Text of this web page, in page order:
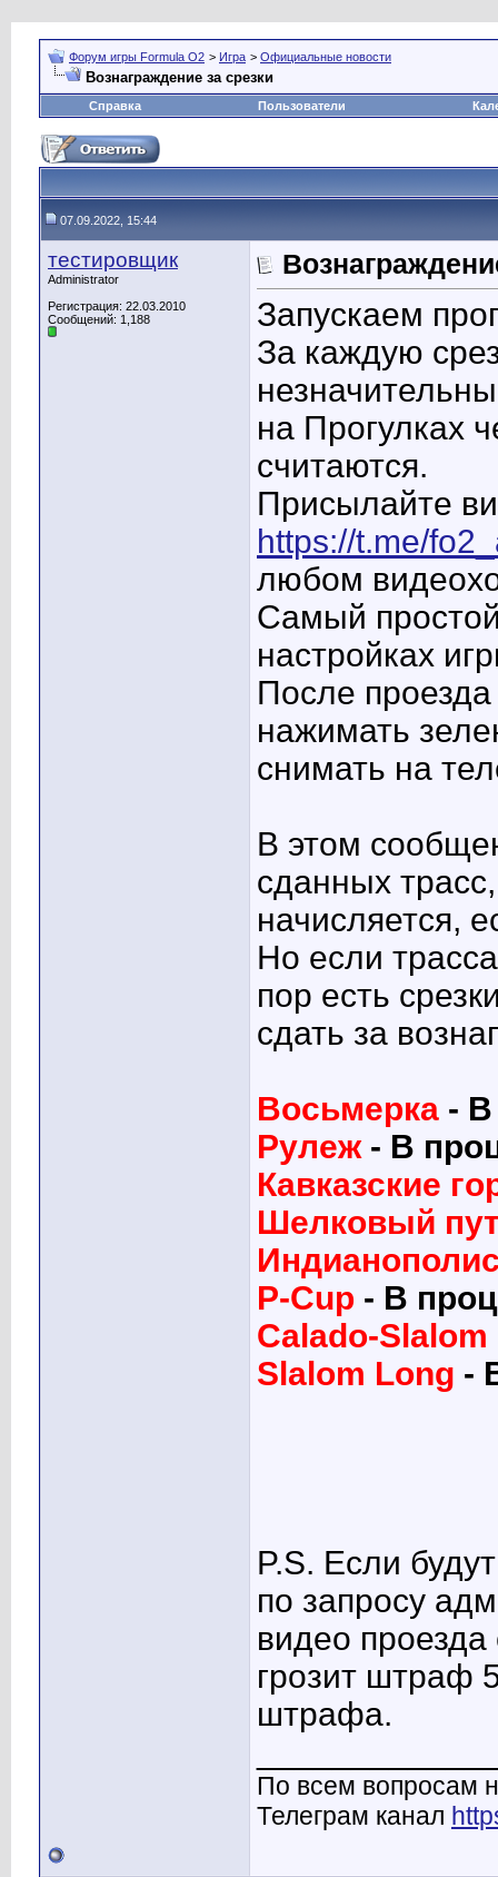
Форум игры Formula O2 > Игра > Официальные новости
Вознаграждение за срезки
Справка Пользователи
07.09.2022, 15:44
тестировщик
Administrator
Регистрация: 22.03.2010
Сообщений: 1,188
Запускаем
За каждую
на Прогулках
считаются.
Присылайте
https://t.me/
любом
Самый
настройках
После
нажимать
снимать на
В этом
сданных
начисляется,
Но если
пор есть
сдать за
Восьмерка - В
Рулеж- В
Кавказские
Шелковый
P-Cup - В
Calado-Slalom
Slalom Long -
P.S. Если
по запросу
видео
грозит штраф
штрафа.
По всем вопросам
Телеграм канал